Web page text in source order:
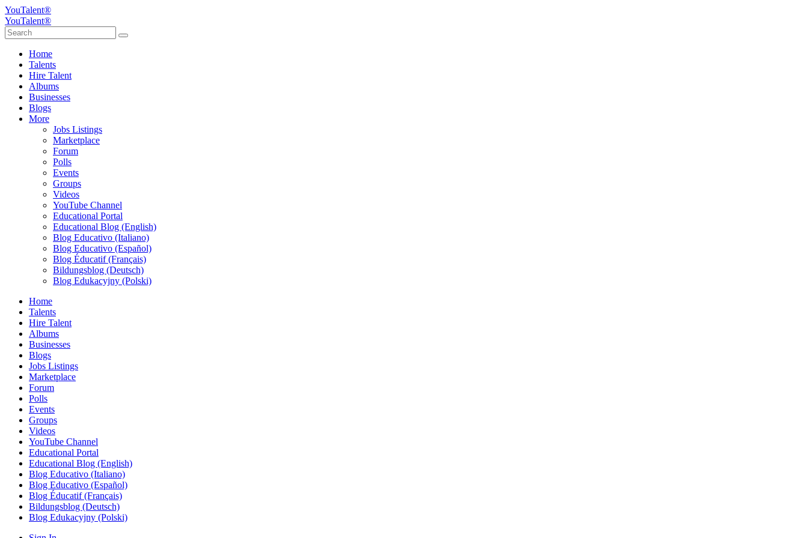
YouTalent®
YouTalent®
Home
Talents
Hire Talent
Albums
Businesses
Blogs
More
Jobs Listings
Marketplace
Forum
Polls
Events
Groups
Videos
YouTube Channel
Educational Portal
Educational Blog (English)
Blog Educativo (Italiano)
Blog Educativo (Español)
Blog Éducatif (Français)
Bildungsblog (Deutsch)
Blog Edukacyjny (Polski)
Home
Talents
Hire Talent
Albums
Businesses
Blogs
Jobs Listings
Marketplace
Forum
Polls
Events
Groups
Videos
YouTube Channel
Educational Portal
Educational Blog (English)
Blog Educativo (Italiano)
Blog Educativo (Español)
Blog Éducatif (Français)
Bildungsblog (Deutsch)
Blog Edukacyjny (Polski)